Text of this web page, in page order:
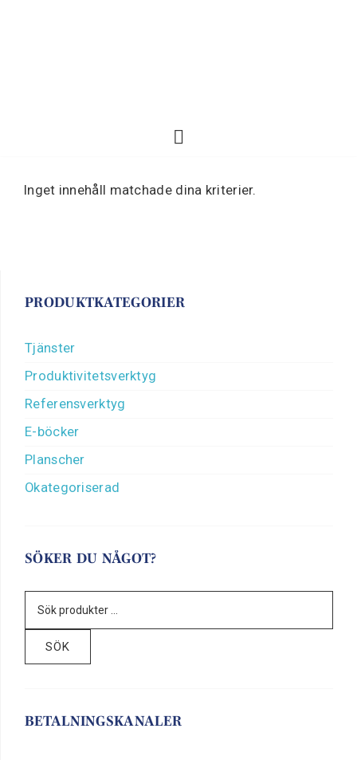
Inget innehåll matchade dina kriterier.
PRODUKTKATEGORIER
Tjänster
Produktivitetsverktyg
Referensverktyg
E-böcker
Planscher
Okategoriserad
SÖKER DU NÅGOT?
SÖK
BETALNINGSKANALER